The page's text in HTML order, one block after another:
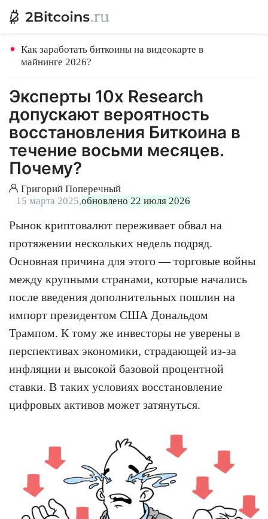
Как заработать биткоины на видеокарте в
майнинге 2026?
Эксперты 10x Research
допускают вероятность
восстановления Биткоина в
течение восьми месяцев.
Почему?
Григорий Поперечный
15 марта 2025,обновлено 22 июля 2026
Рынок криптовалют переживает обвал на
протяжении нескольких недель подряд.
Основная причина для этого — торговые войны
между крупными странами, которые начались
после введения дополнительных пошлин на
импорт президентом США Дональдом
Трампом. К тому же инвесторы не уверены в
перспективах экономики, страдающей из-за
инфляции и высокой базовой процентной
ставки. В таких условиях восстановление
цифровых активов может затянуться.